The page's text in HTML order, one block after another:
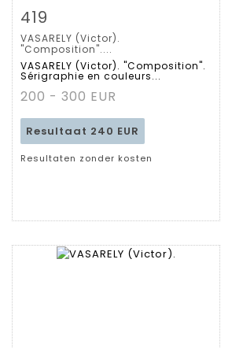
Gedetailleerde
fiche
419
VASARELY (Victor).
"Composition"....
VASARELY (Victor). "Composition".
Sérigraphie en couleurs...
200 - 300 EUR
Resultaat 240 EUR
Resultaten zonder kosten